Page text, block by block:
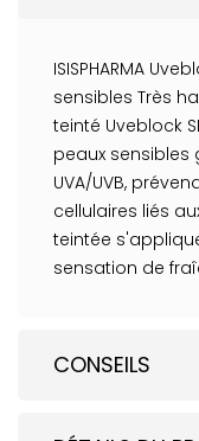
ISISPHARMA
sensibles Très
teinté Uveblock
peaux
UVA/UVB,
cellulaires liés
teintée
sensation de
CONSEILS